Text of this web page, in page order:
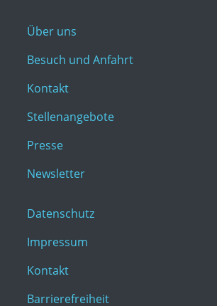
Über uns
Besuch und Anfahrt
Kontakt
Stellenangebote
Presse
Newsletter
Datenschutz
Impressum
Kontakt
Barrierefreiheit